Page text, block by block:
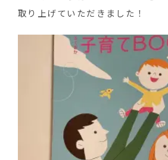
取り上げていただきました！